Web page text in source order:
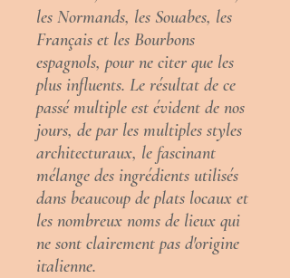
les Normands, les Souabes, les
Français et les Bourbons
espagnols, pour ne citer que les
plus influents. Le résultat de ce
passé multiple est évident de nos
jours, de par les multiples styles
architecturaux, le fascinant
mélange des ingrédients utilisés
dans beaucoup de plats locaux et
les nombreux noms de lieux qui
ne sont clairement pas d'origine
italienne.